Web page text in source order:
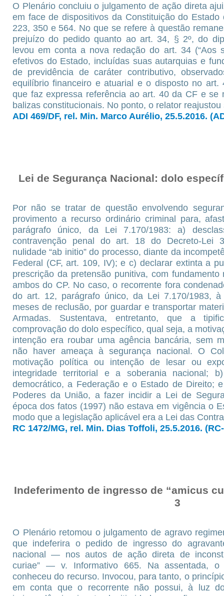
O Plenário concluiu o julgamento de ação direta
em face de dispositivos da Constituição do
223, 350 e 564. No que se refere à questão
prejuízo do pedido quanto ao art. 34, § 2º, do
levou em conta a nova redação do art. 34 (“Aos
efetivos do Estado, incluídas suas autarquias e
de previdência de caráter contributivo,
equilíbrio financeiro e atuarial e o disposto no art.
que faz expressa referência ao art. 40 da CF e se
balizas constitucionais. No ponto, o relator reajustou
ADI 469/DF, rel. Min. Marco Aurélio, 25.5.2016.
Lei de Segurança Nacional: dolo
Por não se tratar de questão envolvendo
provimento a recurso ordinário criminal para,
parágrafo único, da Lei 7.170/1983: a)
contravenção penal do art. 18 do Decreto-Lei
nulidade “ab initio” do processo, diante da
Federal (CF, art. 109, IV); e c) declarar extinta a
prescrição da pretensão punitiva, com
ambos do CP. No caso, o recorrente fora
do art. 12, parágrafo único, da Lei 7.170/1983,
meses de reclusão, por guardar e transportar
Armadas. Sustentava, entretanto, que a
comprovação do dolo específico, qual seja, a
intenção era roubar uma agência bancária, sem
não haver ameaça à segurança nacional. O
motivação política ou intenção de lesar ou
integridade territorial e a soberania nacional;
democrático, a Federação e o Estado de Direito;
Poderes da União, a fazer incidir a Lei de
época dos fatos (1997) não estava em vigência o
modo que a legislação aplicável era a Lei das
RC 1472/MG, rel. Min. Dias Toffoli, 25.5.2016.
Indeferimento de ingresso de “amicus
3
O Plenário retomou o julgamento de agravo
que indeferira o pedido de ingresso do
nacional — nos autos de ação direta de
curiae” — v. Informativo 665. Na assentada, o
conheceu do recurso. Invocou, para tanto, o
em conta que o recorrente não possui, à luz